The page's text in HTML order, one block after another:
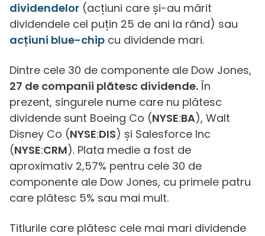
dividendelor (acțiuni care și-au mărit
dividendele cel puțin 25 de ani la rând) sau
acțiuni blue-chip cu dividende mari.
Dintre cele 30 de componente ale Dow Jones,
27 de companii plătesc dividende. În
prezent, singurele nume care nu plătesc
dividende sunt Boeing Co (NYSE:BA), Walt
Disney Co (NYSE:DIS) și Salesforce Inc
(NYSE:CRM). Plata medie a fost de
aproximativ 2,57% pentru cele 30 de
componente ale Dow Jones, cu primele patru
care plătesc 5% sau mai mult.
Titlurile care plătesc cele mai mari dividende